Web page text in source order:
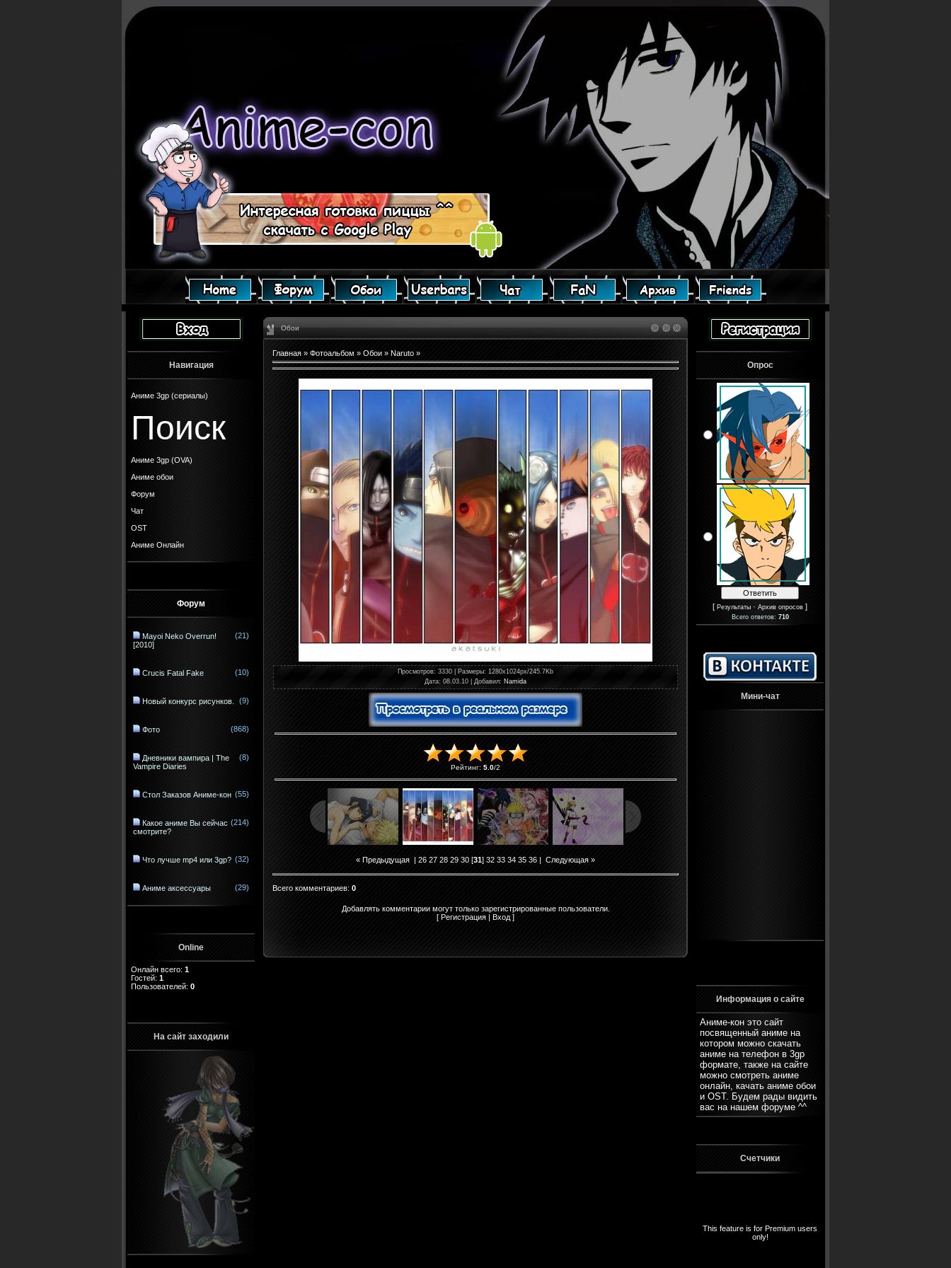
Навигация
Аниме 3gp (сериалы)
Поиск
Аниме 3gp (OVA)
Аниме обои
Форум
Чат
OST
Аниме Онлайн
Форум
Mayoi Neko Overrun!
[2010]
(21)
Crucis Fatal Fake (10)
Новый конкурс рисунков. (9)
Фото (868)
Дневники вампира | The
Vampire Diaries
(8)
Стол Заказов Аниме-кон (55)
Какое аниме Вы сейчас
смотрите?
(214)
Что лучше mp4 или 3gp? (32)
Аниме аксессуары (29)
Online
Онлайн всего: 1
Гостей: 1
Пользователей: 0
На сайт заходили
Обои
Главная » Фотоальбом » Обои » Naruto »
Просмотров: 3330 | Размеры: 1280x1024px/245.7Kb
Дата: 08.03.10 | Добавил: Namida
Рейтинг: 5.0/2
« Предыдущая | 26 27 28 29 30 [31] 32 33 34 35 36 | Следующая »
Всего комментариев: 0
Добавлять комментарии могут только зарегистрированные пользователи.
[ Регистрация | Вход ]
Опрос
[ Результаты · Архив опросов ]
Всего ответов: 710
Мини-чат
Информация о сайте
Аниме-кон это сайт
посвященный аниме на
котором можно скачать
аниме на телефон в 3gp
формате, также на сайте
можно смотреть аниме
онлайн, качать аниме обои
и OST. Будем рады видить
вас на нашем форуме ^^
Счетчики
This feature is for Premium users
only!